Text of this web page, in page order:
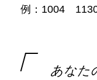
例：1004
あなた